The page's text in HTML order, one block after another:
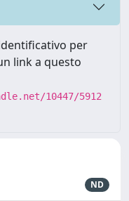
per
link a questo
10447/5912
ND